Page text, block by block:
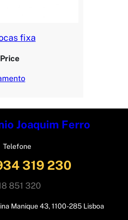
fixa
Joaquim Ferro
Telefone
319 230
851 320
Manique 43, 1100-285 Lisboa